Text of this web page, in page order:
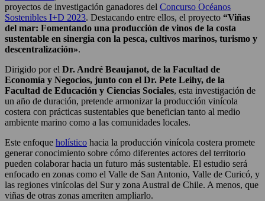
proyectos de investigación ganadores del Concurso Océanos
Sostenibles I+D 2023. Destacando entre ellos, el proyecto “Viñas
del mar: Fomentando una producción de vinos de la costa
sustentable en sinergia con la pesca, cultivos marinos, turismo y
descentralización».
Dirigido por el Dr. André Beaujanot, de la Facultad de
Economía y Negocios, junto con el Dr. Pete Leihy, de la
Facultad de Educación y Ciencias Sociales, esta investigación de
un año de duración, pretende armonizar la producción vinícola
costera con prácticas sustentables que benefician tanto al medio
ambiente marino como a las comunidades locales.
Este enfoque holístico hacia la producción vinícola costera promete
generar conocimiento sobre cómo diferentes actores del territorio
pueden colaborar hacia un futuro más sustentable. El estudio será
enfocado en zonas como el Valle de San Antonio, Valle de Curicó, y
las regiones vinícolas del Sur y zona Austral de Chile. A menos, que
viñas de otras zonas ameriten ampliarlo.